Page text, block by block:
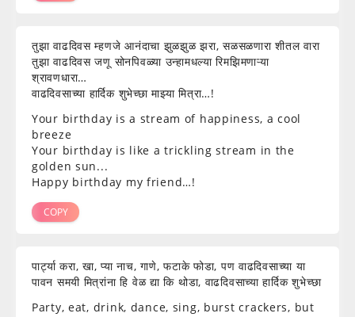
तुझा वाढदिवस म्हणजे आनंदाचा झुळझुळ झरा, सळसळणारा शीतल वारा
तुझा वाढदिवस जणू सोनपिवळ्या उन्हामधल्या रिमझिमणाऱ्या
श्रावणधारा…
वाढदिवसाच्या हार्दिक शुभेच्छा माझ्या मित्रा…!
Your birthday is a stream of happiness, a cool
breeze
Your birthday is like a trickling stream in the
golden sun...
Happy birthday my friend…!
COPY
पार्ट्या करा, खा, प्या नाच, गाणे, फटाके फोडा, पण वाढदिवसाच्या या
पावन समयी मित्रांना हि वेळ द्या कि थोडा, वाढदिवसाच्या हार्दिक शुभेच्छा
Party, eat, drink, dance, sing, burst crackers, but